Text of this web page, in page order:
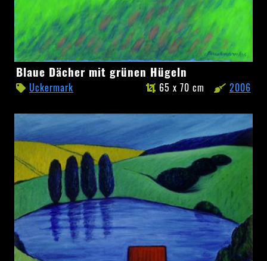
Blaue
Dächer
mit
grünen
Hügeln
Blaue Dächer mit grünen Hügeln
Uckermark 2006
65 x 70 cm